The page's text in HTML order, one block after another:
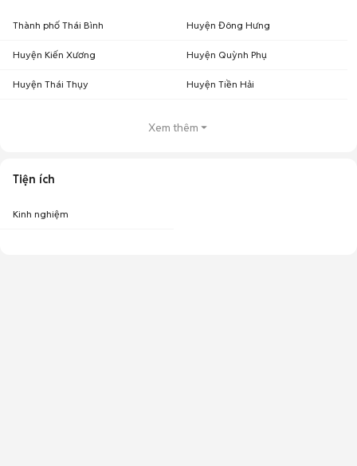
Thành phố Thái Bình Huyện Đông Hưng
Huyện Kiến Xương Huyện Quỳnh Phụ
Huyện Thái Thụy Huyện Tiền Hải
Xem thêm
Tiện ích
Kinh nghiệm